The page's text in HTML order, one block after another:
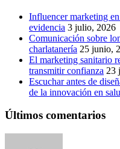
Influencer marketing
evidencia 3 julio, 2026
Comunicación sobre
charlatanería 25 junio,
El marketing sanitario
transmitir confianza 23
Escuchar antes de
de la innovación en
Últimos comentarios